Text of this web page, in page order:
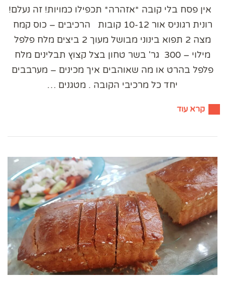
אין פסח בלי קובה *אזהרה* תכפילו כמויות! זה נעלם!
רונית רגוניס אור 10-12 קובות הרכיבים – כוס קמח
מצה 2 תפוא בינוני מבושל מעוך 2 ביצים מלח פלפל
מילוי – 300 גר' בשר טחון בצל קצוץ תבלינים מלח
פלפל בהרט או מה שאוהבים איך מכינים – מערבבים
יחד כל מרכיבי הקובה . מטגנים …
קרא עוד